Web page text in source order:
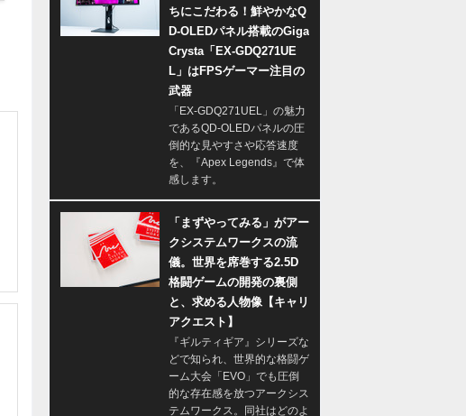
ちにこだわる！鮮やかなQ
D-OLEDパネル搭載のGiga
Crysta「EX-GDQ271UE
L」はFPSゲーマー注目の
武器
「EX-GDQ271UEL」の魅力
であるQD-OLEDパネルの圧
倒的な見やすさや応答速度
を、『Apex Legends』で体
感します。
「まずやってみる」がアー
クシステムワークスの流
儀。世界を席巻する2.5D
格闘ゲームの開発の裏側
と、求める人物像【キャリ
アクエスト】
『ギルティギア』シリーズな
どで知られ、世界的な格闘ゲ
ーム大会「EVO」でも圧倒
的な存在感を放つアークシス
テムワークス。同社はどのよ